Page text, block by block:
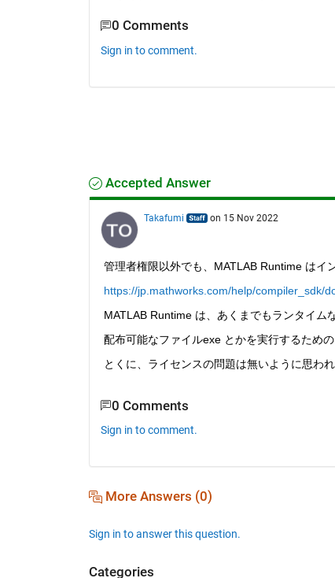
0 Comments
Sign in to comment.
Accepted Answer
Takafumi on 15 Nov 2022
管理者権限以外でも、MATLAB Runtime はイ
https://jp.mathworks.com/help/compiler_sdk/
MATLAB Runtime は、あくまでもランタイムな
配布可能なファイルexe とかを実行するための
とくに、ライセンスの問題は無いように思われ
0 Comments
Sign in to comment.
More Answers (0)
Sign in to answer this question.
Categories